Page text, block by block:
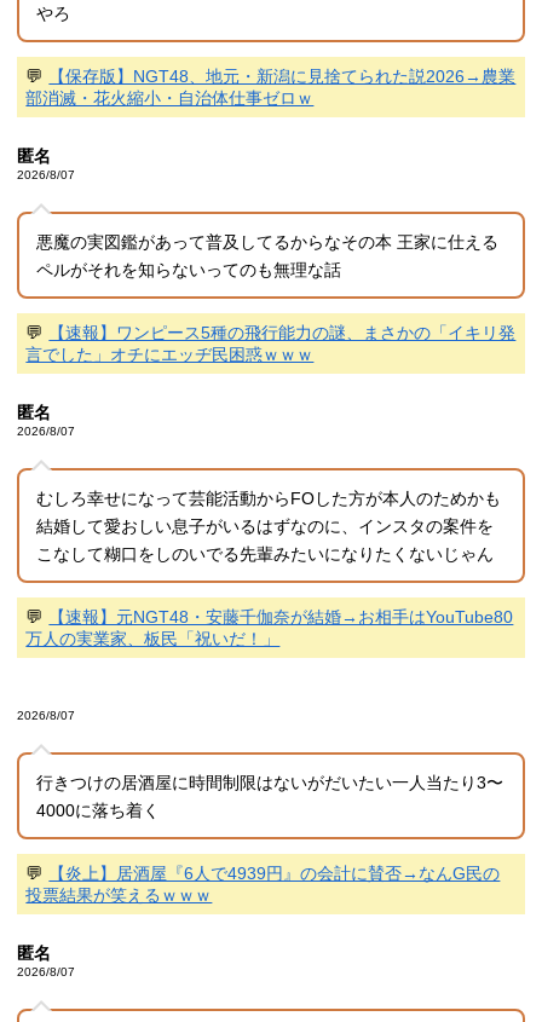
やろ
💬
【保存版】NGT48、地元・新潟に見捨てられた説2026→農業
部消滅・花火縮小・自治体仕事ゼロｗ
匿名
2026/8/07
悪魔の実図鑑があって普及してるからなその本 王家に仕える
ペルがそれを知らないってのも無理な話
💬
【速報】ワンピース5種の飛行能力の謎、まさかの「イキリ発
言でした」オチにエッヂ民困惑ｗｗｗ
匿名
2026/8/07
むしろ幸せになって芸能活動からFOした方が本人のためかも
結婚して愛おしい息子がいるはずなのに、インスタの案件を
こなして糊口をしのいでる先輩みたいになりたくないじゃん
💬
【速報】元NGT48・安藤千伽奈が結婚→お相手はYouTube80
万人の実業家、板民「祝いだ！」
2026/8/07
行きつけの居酒屋に時間制限はないがだいたい一人当たり3〜
4000に落ち着く
💬
【炎上】居酒屋『6人で4939円』の会計に賛否→なんG民の
投票結果が笑えるｗｗｗ
匿名
2026/8/07